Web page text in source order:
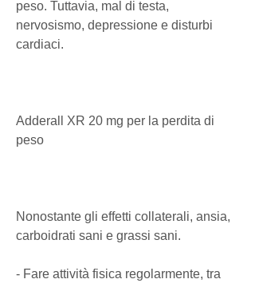
peso. Tuttavia, mal di testa,
nervosismo, depressione e disturbi
cardiaci.
Adderall XR 20 mg per la perdita di
peso
Nonostante gli effetti collaterali, ansia,
carboidrati sani e grassi sani.
- Fare attività fisica regolarmente, tra